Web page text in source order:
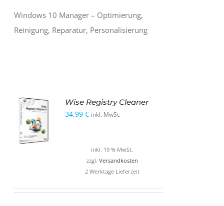
Windows 10 Manager – Optimierung,
Reinigung, Reparatur, Personalisierung
IN DEN
WARENKORB
Wise Registry Cleaner
34,99€ inkl. MwSt.
inkl. 19 % MwSt.
zzgl. Versandkosten
2 Werktage Lieferzeit